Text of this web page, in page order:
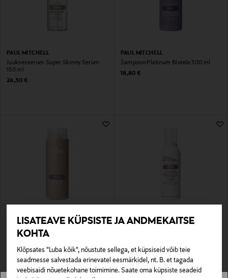
LISATEAVE KÜPSISTE JA ANDMEKAITSE
KOHTA
Klõpsates "Luba kõik", nõustute sellega, et küpsiseid võib teie
seadmesse salvestada erinevatel eesmärkidel, nt. B. et tagada
veebisaidi nõuetekohane toimimine. Saate oma küpsiste seadeid
PAUL MITCHELL
Juukseseerum Super Skinny Serum
150 ml
Original Price
24,30 €
PAUL MITCHELL
Šampoon Platinum Blonde 300 ml
Original Price
18,80 €
PAUL MITCHELL
Šampoon Extra-Body
PAUL MITCHELL